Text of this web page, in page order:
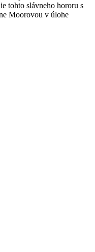
tohto slávneho hororu s
Moorovou v úlohe